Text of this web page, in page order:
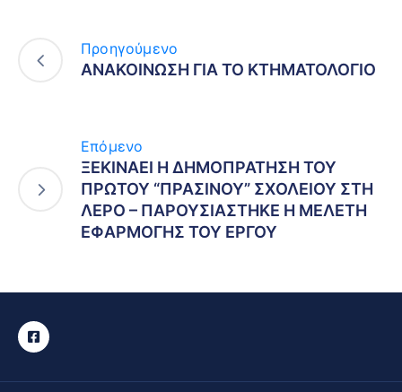
Προηγούμενο
ΑΝΑΚΟΙΝΩΣΗ ΓΙΑ ΤΟ ΚΤΗΜΑΤΟΛΟΓΙΟ
Επόμενο
ΞΕΚΙΝΑΕΙ Η ΔΗΜΟΠΡΑΤΗΣΗ ΤΟΥ
ΠΡΩΤΟΥ “ΠΡΑΣΙΝΟΥ” ΣΧΟΛΕΙΟΥ ΣΤΗ
ΛΕΡΟ – ΠΑΡΟΥΣΙΑΣΤΗΚΕ Η ΜΕΛΕΤΗ
ΕΦΑΡΜΟΓΗΣ ΤΟΥ ΕΡΓΟΥ